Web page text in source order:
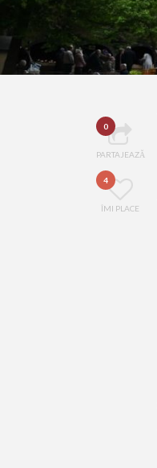
0
PARTAJEAZĂ
4
ÎMI PLACE